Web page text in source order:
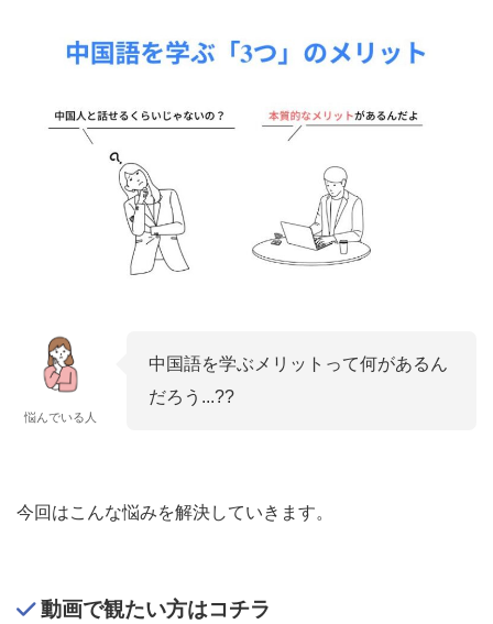
悩んでいる人
中国語を学ぶメリットって何があるん
だろう...??
今回はこんな悩みを解決していきます。
動画で観たい方はコチラ